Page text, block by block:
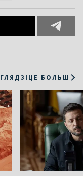
ГЛЯДЗІЦЕ БОЛЬШ